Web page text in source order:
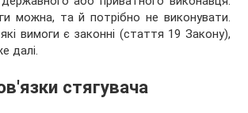
можна, та й потрібно не виконувати.
вимоги є законні (стаття 19 Закону),
далі.
стягувача